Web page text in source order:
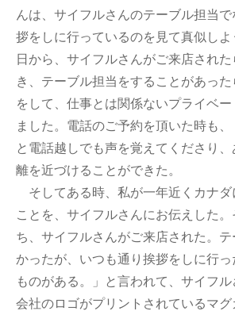
んは、サイフルさんのテーブル担当
拶をしに行っているのを見て真似し
日から、サイフルさんがご来店され
き、テーブル担当をすることがあっ
をして、仕事とは関係ないプライベ
ました。電話のご予約を頂いた時も、
と電話越しでも声を覚えてくださり
離を近づけることができた。
そしてある時、私が一年近くカナダ
ことを、サイフルさんにお伝えした
ち、サイフルさんがご来店された。
かったが、いつも通り挨拶をしに行
ものがある。」と言われて、サイフ
会社のロゴがプリントされているマ